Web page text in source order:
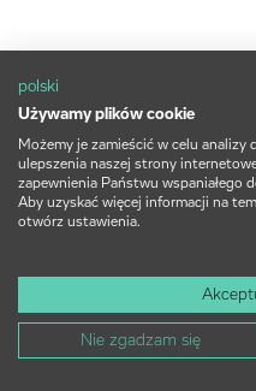
polski
Używamy plików cookie
Możemy je zamieścić w celu analizy
ulepszenia naszej strony
zapewnienia Państwu wspaniałego
Aby uzyskać więcej informacji na
otwórz ustawienia.
Nie zgadzam się